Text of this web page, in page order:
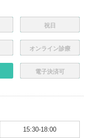
祝日
オンライン診療
電子決済可
15:30-18:00